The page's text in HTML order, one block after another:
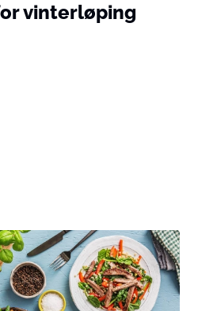
vinterløping